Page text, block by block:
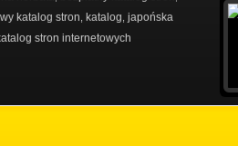
katalog stron katalog japońska
stron internetowych